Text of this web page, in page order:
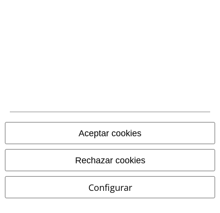
Aceptar cookies
Rechazar cookies
Configurar
Contrareembolso
Envío
CORREOS RECOGIDA
EN OFICINA
A DOMICILIO